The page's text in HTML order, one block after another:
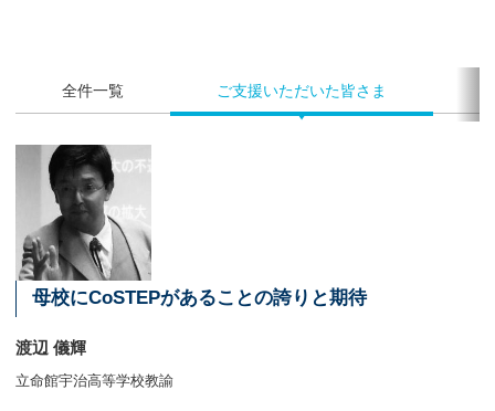
全件一覧 ご支援いただいた皆さま
母校にCoSTEPがあることの誇りと期待
渡辺 儀輝
立命館宇治高等学校教諭